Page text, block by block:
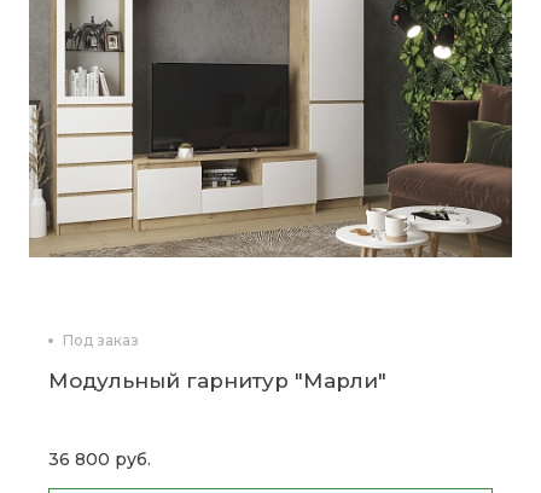
Под заказ
Модульный гарнитур "Марли"
36 800 руб.